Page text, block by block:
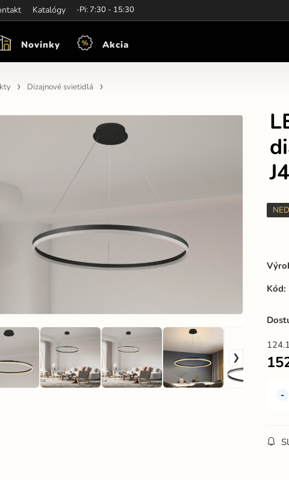
Katalógy
Otváracie hodiny: Po-Pi: 7:30 - 15:30
Novinky Akcia
Dizajnové svietidlá
Kód: